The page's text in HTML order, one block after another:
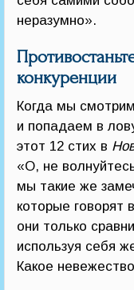
неразумно».
конкуренции
Когда мы
и попадаем в
этот 12 стих в
«О, не
мы такие же
которые говорят
они только
используя себя
Какое